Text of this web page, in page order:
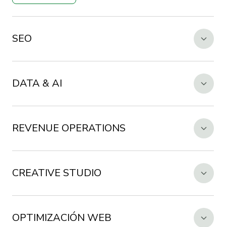
SEO
DATA & AI
REVENUE OPERATIONS
CREATIVE STUDIO
OPTIMIZACIÓN WEB